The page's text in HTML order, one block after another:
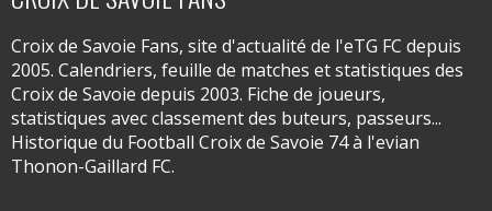
Croix de Savoie Fans, site d'actualité de l'eTG FC depuis
2005. Calendriers, feuille de matches et statistiques des
Croix de Savoie depuis 2003. Fiche de joueurs,
statistiques avec classement des buteurs, passeurs...
Historique du Football Croix de Savoie 74 à l'evian
Thonon-Gaillard FC.